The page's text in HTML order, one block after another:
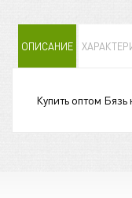
ОПИСАНИЕ
Купить оптом Бязь